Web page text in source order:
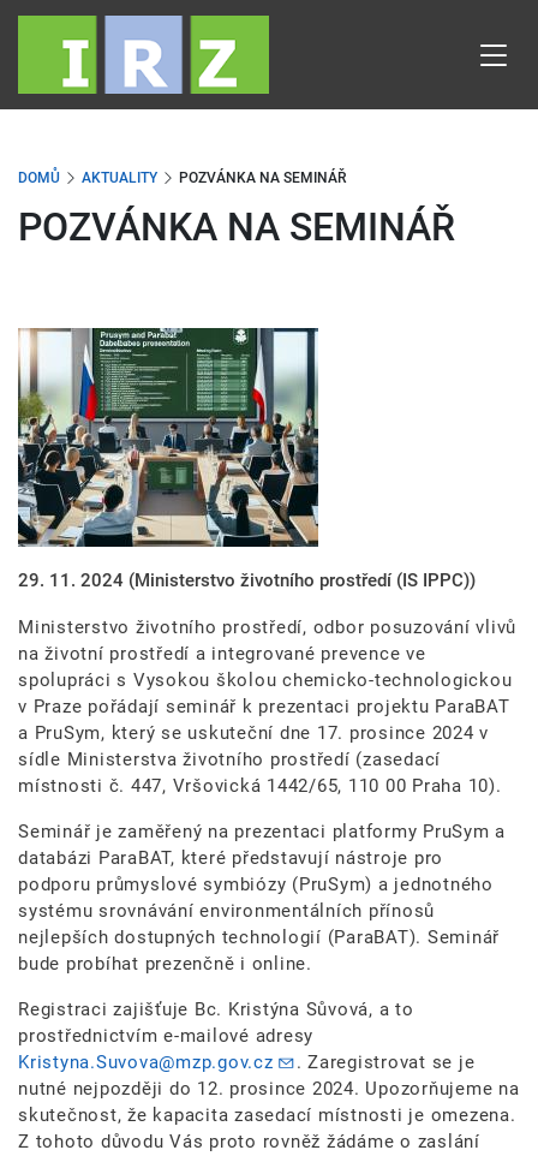
Přejít
obsahu
DOMŮ AKTUALITY POZVÁNKA NA SEMINÁŘ
POZVÁNKA NA SEMINÁŘ
Obrázek
29. 11. 2024 (Ministerstvo životního prostředí (IS IPPC))
Ministerstvo životního prostředí, odbor posuzování vlivů
na životní prostředí a integrované prevence ve
spolupráci s Vysokou školou chemicko-technologickou
v Praze pořádají seminář k prezentaci projektu ParaBAT
a PruSym, který se uskuteční dne 17. prosince 2024 v
sídle Ministerstva životního prostředí (zasedací
místnosti č. 447, Vršovická 1442/65, 110 00 Praha 10).
Seminář je zaměřený na prezentaci platformy PruSym a
databázi ParaBAT, které představují nástroje pro
podporu průmyslové symbiózy (PruSym) a jednotného
systému srovnávání environmentálních přínosů
nejlepších dostupných technologií (ParaBAT). Seminář
bude probíhat prezenčně i online.
Registraci zajišťuje Bc. Kristýna Sůvová, a to
prostřednictvím e-mailové adresy
Kristyna.Suvova@mzp.gov.cz
. Zaregistrovat se je
nutné nejpozději do 12. prosince 2024. Upozorňujeme na
skutečnost, že kapacita zasedací místnosti je omezena.
Z tohoto důvodu Vás proto rovněž žádáme o zaslání